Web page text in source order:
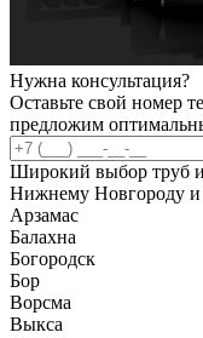
Нужна консультация?
Оставьте свой номер
предложим
Широкий выбор труб и
Нижнему Новгороду и
Арзамас
Балахна
Богородск
Бор
Ворсма
Выкса